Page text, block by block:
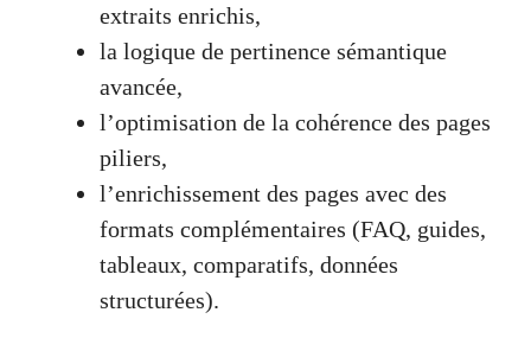
extraits enrichis,
la logique de pertinence sémantique
avancée,
l’optimisation de la cohérence des pages
piliers,
l’enrichissement des pages avec des
formats complémentaires (FAQ, guides,
tableaux, comparatifs, données
structurées).